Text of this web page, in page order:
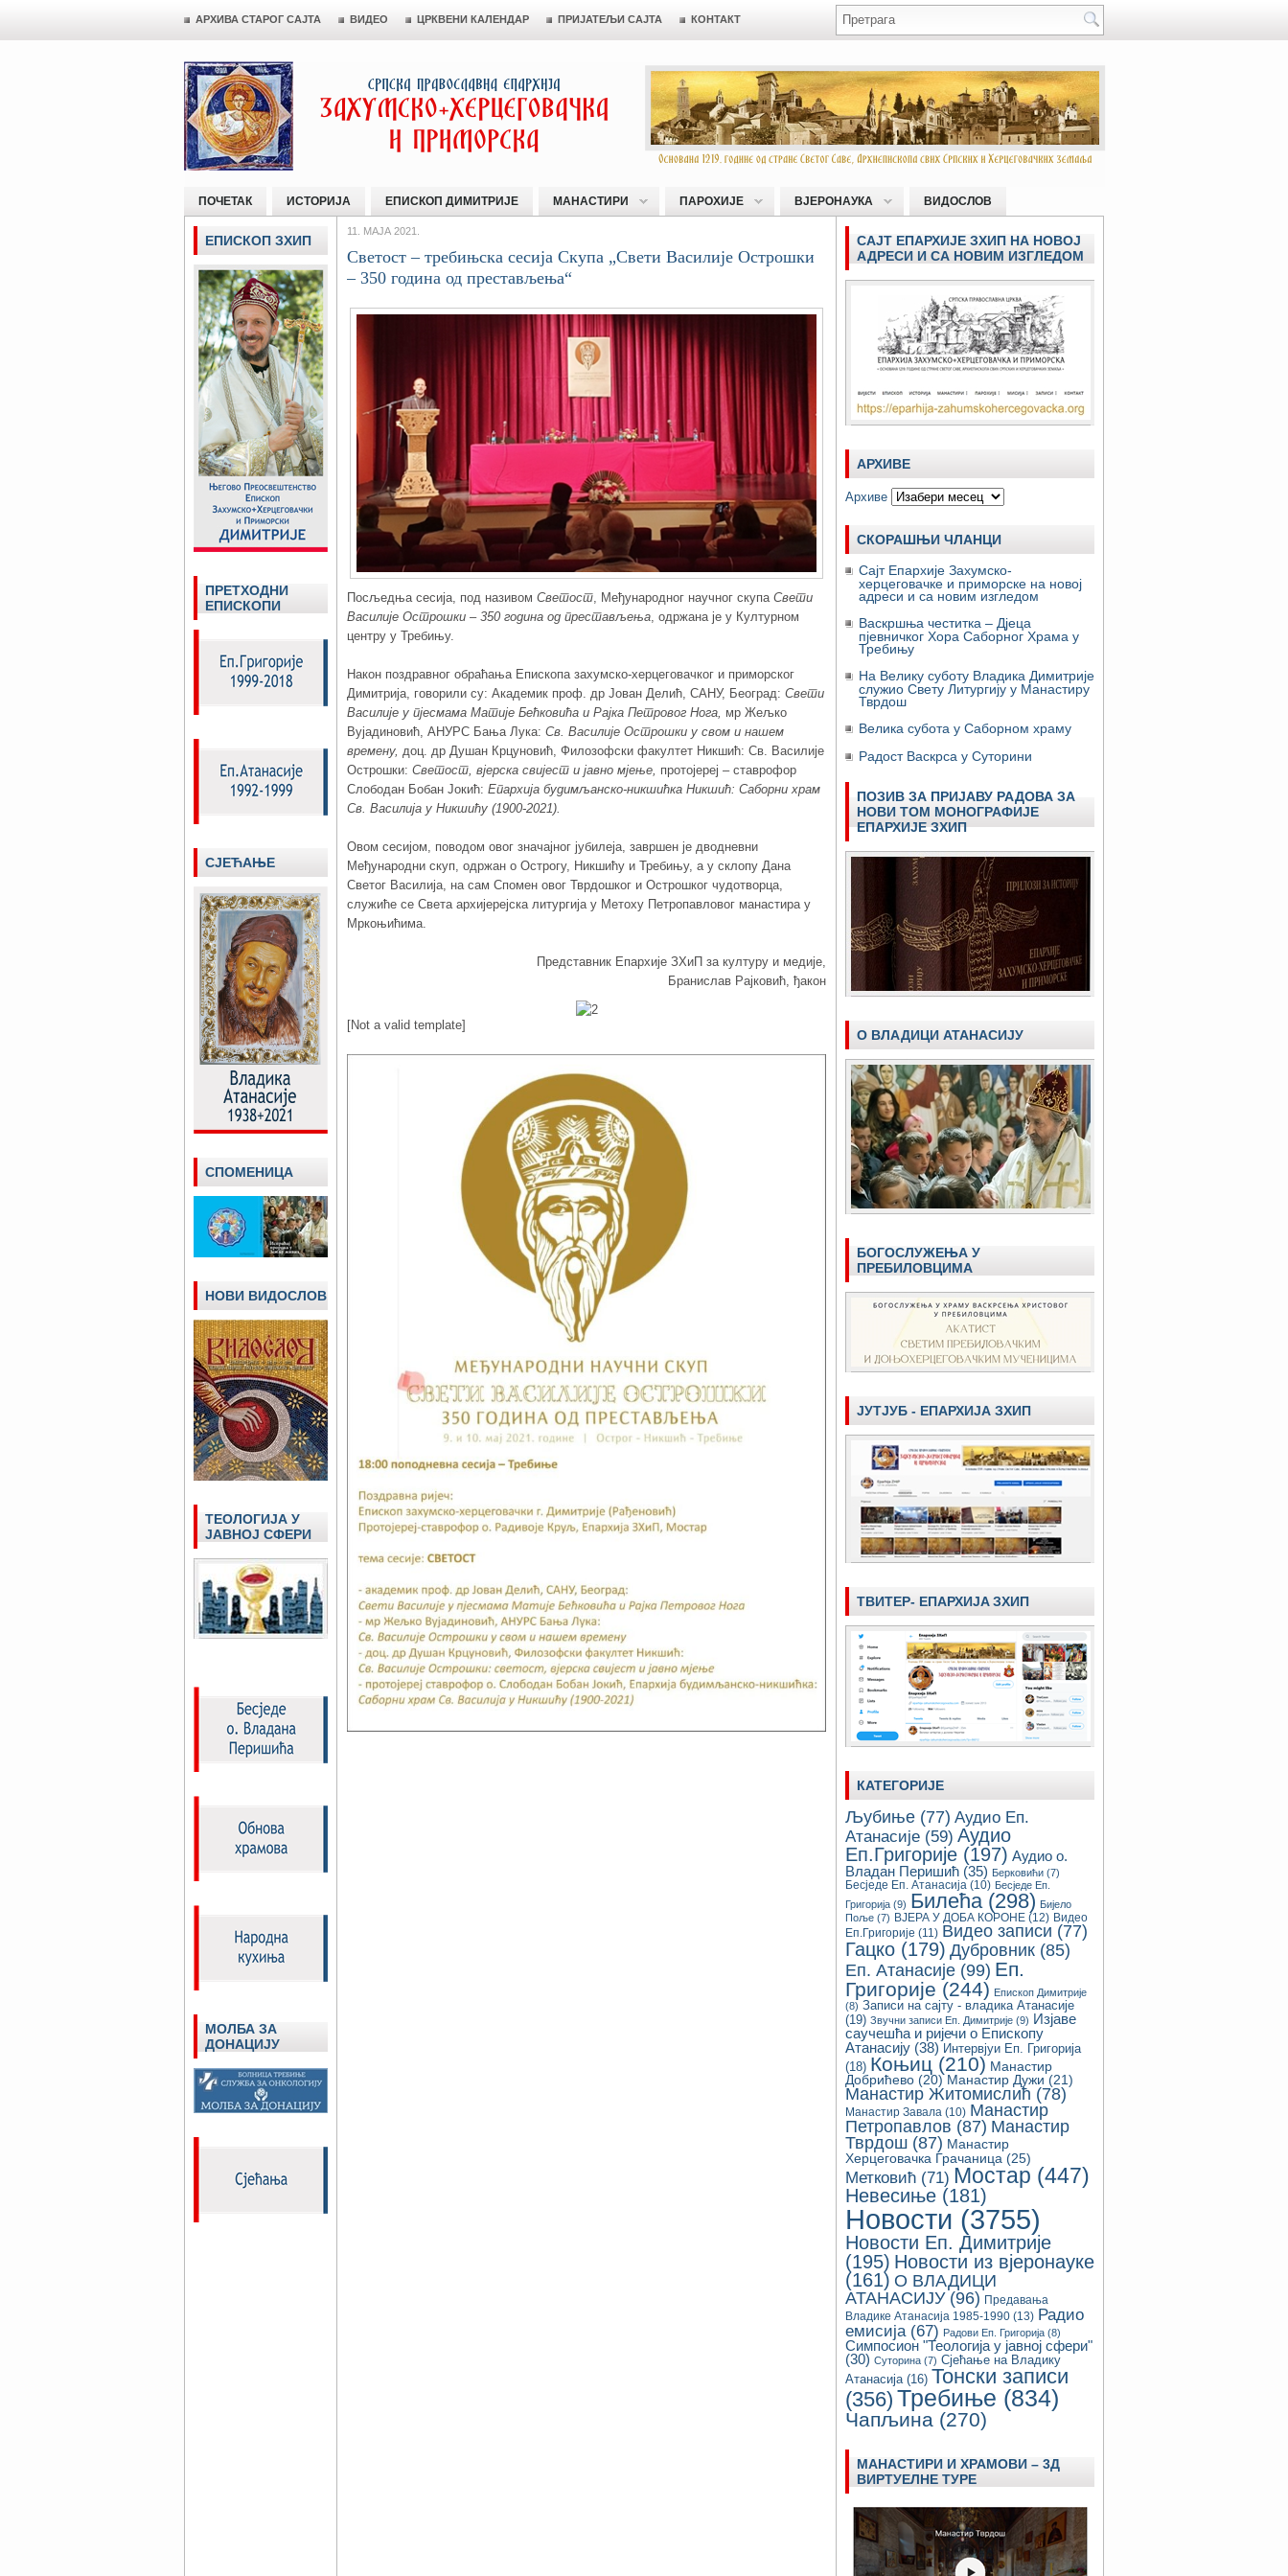
АРХИВА СТАРОГ САЈТА ВИДЕО ЦРКВЕНИ КАЛЕНДАР ПРИЈАТЕЉИ САЈТА КОНТАКТ
ПОЧЕТАК ИСТОРИЈА ЕПИСКОП ДИМИТРИЈЕ МАНАСТИРИ ПАРОХИЈЕ ВЈЕРОНАУКА ВИДОСЛОВ
11. МАЈА 2021.
Светост – требињска сесија Скупа „Свети Василије Острошки
– 350 година од престављења“
Посљедња сесија, под називом Светост, Међународног научног скупа Свети
Василије Острошки – 350 година од престављења, одржана је у Културном
центру у Требињу.
Након поздравног обраћања Епископа захумско-херцеговачког и приморског
Димитрија, говорили су: Академик проф. др Јован Делић, САНУ, Београд: Свети
Василије у пјесмама Матије Бећковића и Рајка Петровог Нога, мр Жељко
Вујадиновић, АНУРС Бања Лука: Св. Василије Острошки у свом и нашем
времену, доц. др Душан Крцуновић, Филозофски факултет Никшић: Св. Василије
Острошки: Светост, вјерска свијест и јавно мјење, протојереј – ставрофор
Слободан Бобан Јокић: Епархија будимљанско-никшићка Никшић: Саборни храм
Св. Василија у Никшићу (1900-2021).
Овом сесијом, поводом овог значајног јубилеја, завршен је дводневни
Међународни скуп, одржан о Острогу, Никшићу и Требињу, а у склопу Дана
Светог Василија, на сам Спомен овог Тврдошког и Острошког чудотворца,
служиће се Света архијерејска литургија у Метоху Петропавловог манастира у
Мркоњићима.
Представник Епархије ЗХиП за културу и медије,
Бранислав Рајковић, ђакон
[Not a valid template]
ЕПИСКОП ЗХИП
ПРЕТХОДНИ
ЕПИСКОПИ
СЈЕЋАЊЕ
СПОМЕНИЦА
НОВИ ВИДОСЛОВ
ТЕОЛОГИЈА У
ЈАВНОЈ СФЕРИ
МОЛБА ЗА
ДОНАЦИЈУ
САЈТ ЕПАРХИЈЕ ЗХИП НА НОВОЈ
АДРЕСИ И СА НОВИМ ИЗГЛЕДОМ
АРХИВЕ
Архиве
СКОРАШЊИ ЧЛАНЦИ
Сајт Епархије Захумско-
херцеговачке и приморске на новој
адреси и са новим изгледом
Васкршња честитка – Дјеца
пјевничког Хора Саборног Храма у
Требињу
На Велику суботу Владика Димитрије
служио Свету Литургију у Манастиру
Тврдош
Велика субота у Саборном храму
Радост Васкрса у Суторини
ПОЗИВ ЗА ПРИЈАВУ РАДОВА ЗА
НОВИ ТОМ МОНОГРАФИЈЕ
ЕПАРХИЈЕ ЗХИП
О ВЛАДИЦИ АТАНАСИЈУ
БОГОСЛУЖЕЊА У
ПРЕБИЛОВЦИМА
ЈУТЈУБ - ЕПАРХИЈА ЗХИП
ТВИТЕР- ЕПАРХИЈA ЗХИП
КАТЕГОРИЈЕ
Љубиње (77) Аудио Еп.
Атанасије (59) Аудио
Еп.Григорије (197) Аудио о.
Владан Перишић (35) Берковићи (7)
Бесједе Еп. Атанасија (10) Бесједе Еп.
Григорија (9) Билећа(298) Бијело
Поље (7) ВЈЕРА У ДОБА КОРОНЕ (12) Видео
Еп.Григорије (11) Видео записи (77)
Гацко (179) Дубровник (85)
Еп. Атанасије (99) Еп.
Григорије (244) Епископ Димитрије
(8) Записи на сајту - владика Атанасије
(19) Звучни записи Еп. Димитрије (9) Изјаве
саучешћа и ријечи о Епископу
Атанасију (38) Интервјуи Еп. Григорија
(18) Коњиц (210) Манастир
Добрићево (20) Манастир Дужи (21)
Манастир Житомислић (78)
Манастир Завала (10) Манастир
Петропавлов (87) Манастир
Тврдош (87) Манастир
Херцеговачка Грачаница (25)
Метковић (71) Мостар (447)
Невесиње (181)
Новости (3755)
Новости Еп. Димитрије
(195) Новости из вјеронауке
(161) О ВЛАДИЦИ
АТАНАСИЈУ(96) Предавања
Владике Атанасија 1985-1990 (13) Радио
емисија(67) Радови Еп. Григорија (8)
Симпосион "Теологија у јавној сфери"
(30) Суторина (7) Сјећање на Владику
Атанасија(16) Тонски записи
(356) Требиње (834)
Чапљина (270)
МАНАСТИРИ И ХРАМОВИ – 3Д
ВИРТУЕЛНЕ ТУРЕ